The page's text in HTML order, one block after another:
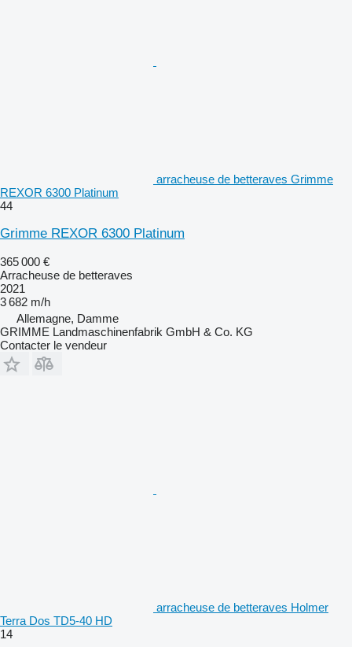
arracheuse de betteraves Grimme
REXOR 6300 Platinum
44
Grimme REXOR 6300 Platinum
365 000 €
Arracheuse de betteraves
2021
3 682 m/h
Allemagne, Damme
GRIMME Landmaschinenfabrik GmbH & Co. KG
Contacter le vendeur
arracheuse de betteraves Holmer
Terra Dos TD5-40 HD
14